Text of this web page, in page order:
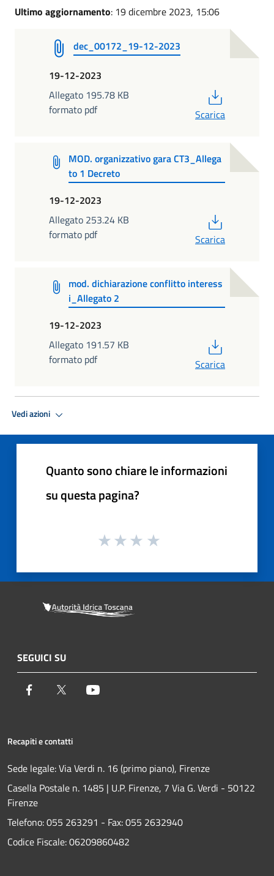
Ultimo aggiornamento: 19 dicembre 2023, 15:06
dec_00172_19-12-2023
19-12-2023
Allegato 195.78 KB
formato pdf
Scarica
MOD. organizzativo gara CT3_Allega
to 1 Decreto
19-12-2023
Allegato 253.24 KB
formato pdf
Scarica
mod. dichiarazione conflitto interess
i_Allegato 2
19-12-2023
Allegato 191.57 KB
formato pdf
Scarica
Vedi azioni
Quanto sono chiare le informazioni
su questa pagina?
SEGUICI SU
Facebook Twitter
Recapiti e contatti
Sede legale: Via Verdi n. 16 (primo piano), Firenze
Casella Postale n. 1485 | U.P. Firenze, 7 Via G. Verdi - 50122
Firenze
Telefono:055 263291 - Fax:055 2632940
Codice Fiscale: 06209860482